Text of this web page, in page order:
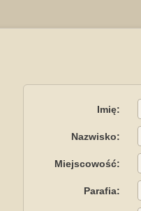
Imię:
Nazwisko:
Miejscowość:
Parafia: